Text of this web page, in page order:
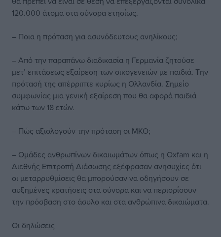
120.000 άτομα στα σύνορα ετησίως.
– Ποια η πρόταση για ασυνόδευτους ανηλίκους;
– Από την παραπάνω διαδικασία η Γερμανία ζητούσε
μετ’ επιτάσεως εξαίρεση των οικογενειών με παιδιά. Την
πρότασή της απέρριπτε κυρίως η Ολλανδία. Σημείο
συμφωνίας μια γενική εξαίρεση που θα αφορά παιδιά
κάτω των 18 ετών.
– Πώς αξιολογούν την πρόταση οι ΜΚΟ;
– Ομάδες ανθρωπίνων δικαιωμάτων όπως η Oxfam και η
Διεθνής Επιτροπή Διάσωσης εξέφρασαν ανησυχίες ότι
οι μεταρρυθμίσεις θα μπορούσαν να οδηγήσουν σε
αυξημένες κρατήσεις στα σύνορα και να περιορίσουν
την πρόσβαση στο άσυλο και στα ανθρώπινα δικαιώματα.
Οι δηλώσεις